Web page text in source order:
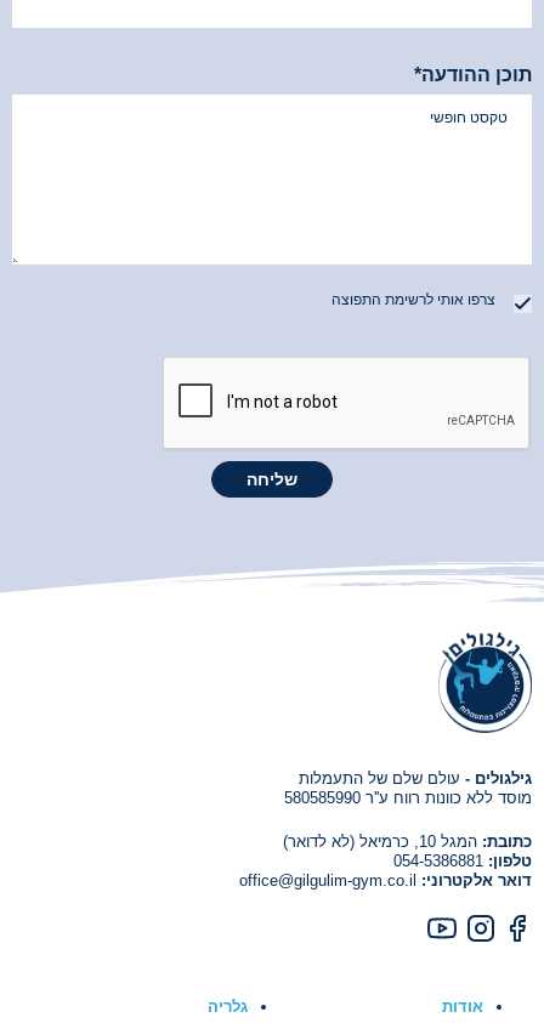
תוכן ההודעה*
צרפו אותי לרשימת התפוצה
גילגולים - עולם שלם של התעמלות
מוסד ללא כוונות רווח ע''ר 580585990
כתובת: המגל 10, כרמיאל (לא לדואר)
טלפון:
דואר אלקטרוני: office@gilgulim-gym.co.il
אודות גלריה